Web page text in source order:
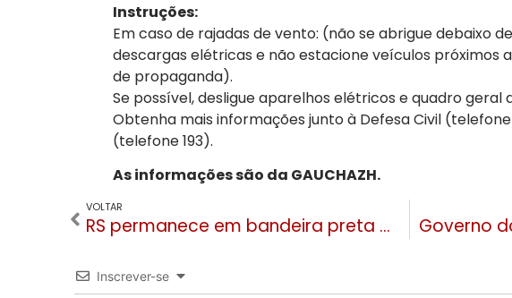
Instruções:
Em caso de rajadas de vento: (não se abrigue debaixo
descargas elétricas e não estacione veículos próximos
de propaganda).
Se possível, desligue aparelhos elétricos e quadro geral
Obtenha mais informações junto à Defesa Civil
(telefone 193).
As informações são da GAUCHAZH.
VOLTAR
RS permanece em bandeira preta e com restrições à noite, fins de semana e feriados
Inscrever-se